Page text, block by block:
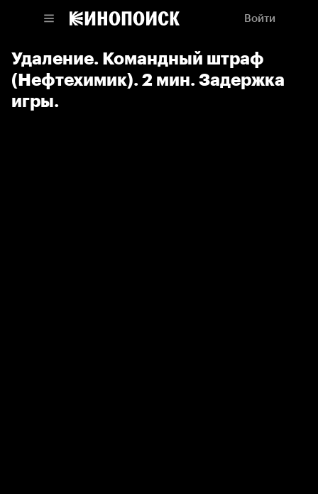
Войти
Удаление. Командный штраф
(Нефтехимик). 2 мин. Задержка
игры.